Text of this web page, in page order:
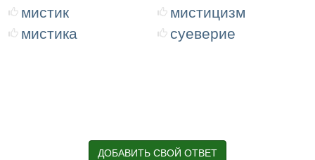
мистик
мистицизм
мистика
суеверие
ДОБАВИТЬ СВОЙ ОТВЕТ